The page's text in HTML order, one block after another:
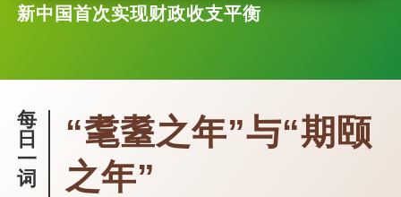
新中国首次实现财政收支平衡
每
日
一
词
“耄耋之年”与“期颐
之年”